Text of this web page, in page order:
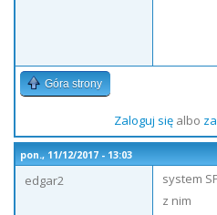
Góra strony
Zaloguj sięalbo
pon., 11/12/2017 - 13:03
edgar2
system
z nim